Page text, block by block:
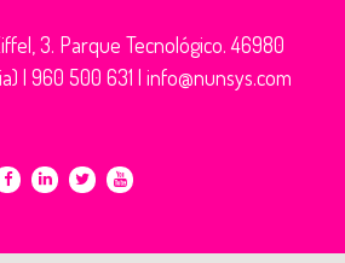
3. Parque Tecnológico. 46980
| 960 500 631 | info@nunsys.com